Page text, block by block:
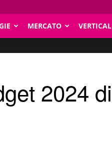
MERCATO VERTICAL
2024 di